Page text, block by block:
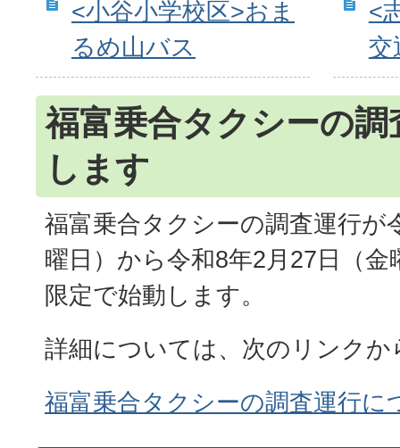
<小谷小学校区>おま
るめ山バス
<
交
福富乗合タクシーの調
します
福富乗合タクシーの調査運行が
曜日）から令和8年2月27日（金
限定で始動します。
詳細については、次のリンク
福富乗合タクシーの調査運行に